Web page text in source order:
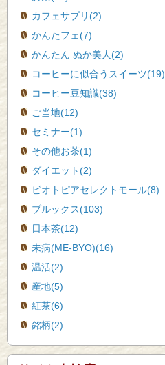
カフェサプリ(2)
かんたフェ(7)
かんたん ぬか美人(2)
コーヒーに似合うスイーツ(19)
コーヒー豆知識(38)
ご当地(12)
セミナー(1)
その他お茶(1)
ダイエット(2)
ビオトピアセレクトモール(8)
ブルックス(103)
日本茶(12)
未病(ME-BYO)(16)
温活(2)
産地(5)
紅茶(6)
銘柄(2)